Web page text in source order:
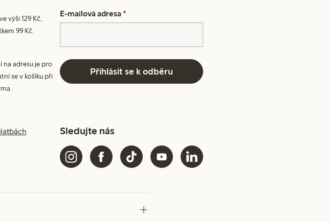
výši 129 Kč,
99 Kč.
na adresu je pro
se v košíku při
E-mailová adresa *
Přihlásit se k odběru
Sledujte nás